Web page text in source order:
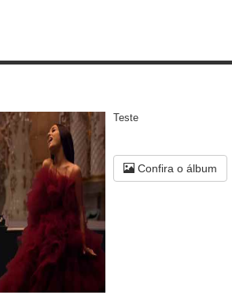
Teste
Confira o álbum